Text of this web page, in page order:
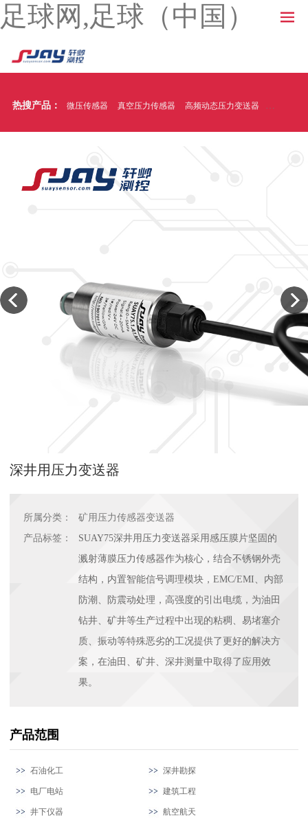
足球网,足球（中国）
热搜产品： 微压传感器 真空压力传感器 高频动态压力变送器 温压一体
深井用压力变送器
所属分类：
矿用压力传感器变送器
产品标签：
SUAY75深井用压力变送器采用感压膜片坚固的
溅射薄膜压力传感器作为核心，结合不锈钢外壳
结构，内置智能信号调理模块，EMC/EMI、内部
防潮、防震动处理，高强度的引出电缆，为油田
钻井、矿井等生产过程中出现的粘稠、易堵塞介
质、振动等特殊恶劣的工况提供了更好的解决方
案，在油田、矿井、深井测量中取得了应用效
果。
产品范围
石油化工 深井勘探
电厂电站 建筑工程
井下仪器 航空航天